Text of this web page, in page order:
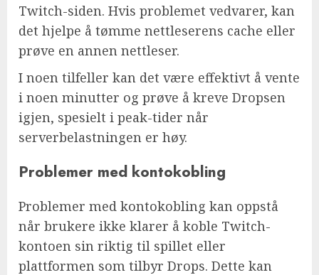
Twitch-siden. Hvis problemet vedvarer, kan
det hjelpe å tømme nettleserens cache eller
prøve en annen nettleser.
I noen tilfeller kan det være effektivt å vente
i noen minutter og prøve å kreve Dropsen
igjen, spesielt i peak-tider når
serverbelastningen er høy.
Problemer med kontokobling
Problemer med kontokobling kan oppstå
når brukere ikke klarer å koble Twitch-
kontoen sin riktig til spillet eller
plattformen som tilbyr Drops. Dette kan